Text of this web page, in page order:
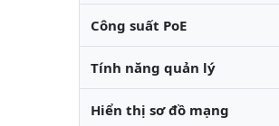
Công suất PoE
Tính năng quản lý
Hiển thị sơ đồ mạng